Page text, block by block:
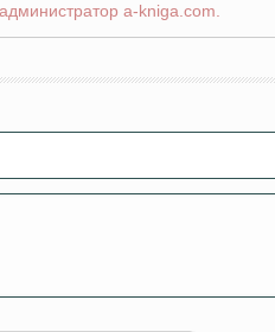
a-kniga.com.